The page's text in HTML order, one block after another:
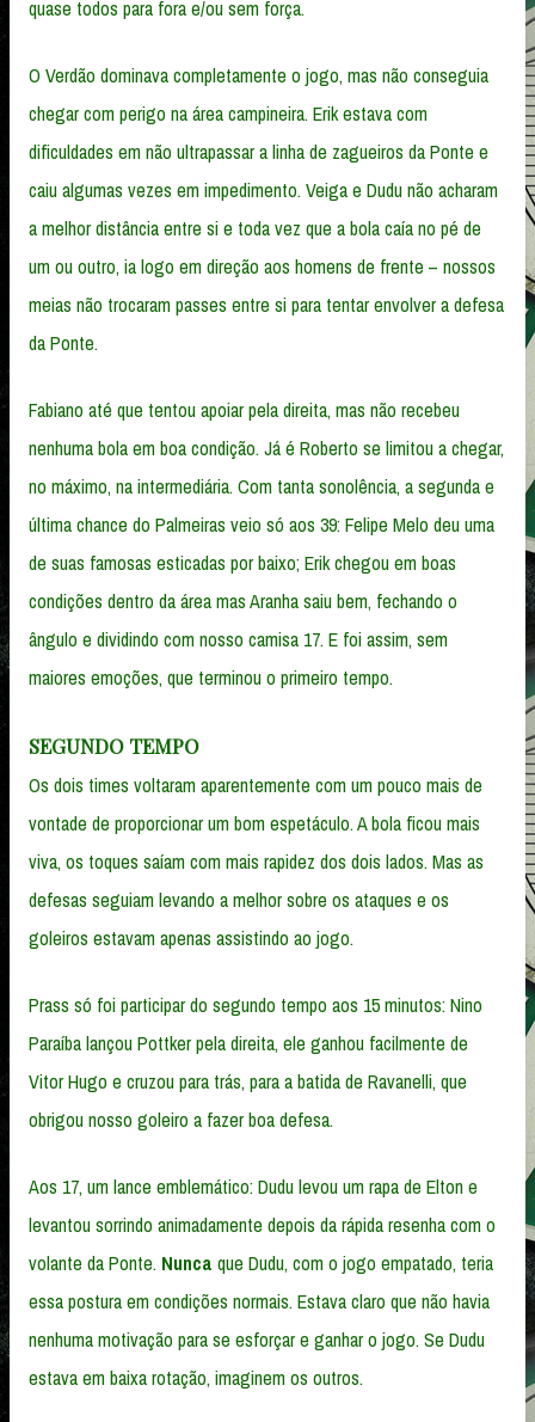
quase todos para fora e/ou sem força.
O Verdão dominava completamente o jogo, mas não conseguia
chegar com perigo na área campineira. Erik estava com
dificuldades em não ultrapassar a linha de zagueiros da Ponte e
caiu algumas vezes em impedimento. Veiga e Dudu não acharam
a melhor distância entre si e toda vez que a bola caía no pé de
um ou outro, ia logo em direção aos homens de frente – nossos
meias não trocaram passes entre si para tentar envolver a defesa
da Ponte.
Fabiano até que tentou apoiar pela direita, mas não recebeu
nenhuma bola em boa condição. Já é Roberto se limitou a chegar,
no máximo, na intermediária. Com tanta sonolência, a segunda e
última chance do Palmeiras veio só aos 39: Felipe Melo deu uma
de suas famosas esticadas por baixo; Erik chegou em boas
condições dentro da área mas Aranha saiu bem, fechando o
ângulo e dividindo com nosso camisa 17. E foi assim, sem
maiores emoções, que terminou o primeiro tempo.
SEGUNDO TEMPO
Os dois times voltaram aparentemente com um pouco mais de
vontade de proporcionar um bom espetáculo. A bola ficou mais
viva, os toques saíam com mais rapidez dos dois lados. Mas as
defesas seguiam levando a melhor sobre os ataques e os
goleiros estavam apenas assistindo ao jogo.
Prass só foi participar do segundo tempo aos 15 minutos: Nino
Paraíba lançou Pottker pela direita, ele ganhou facilmente de
Vitor Hugo e cruzou para trás, para a batida de Ravanelli, que
obrigou nosso goleiro a fazer boa defesa.
Aos 17, um lance emblemático: Dudu levou um rapa de Elton e
levantou sorrindo animadamente depois da rápida resenha com o
volante da Ponte. Nunca que Dudu, com o jogo empatado, teria
essa postura em condições normais. Estava claro que não havia
nenhuma motivação para se esforçar e ganhar o jogo. Se Dudu
estava em baixa rotação, imaginem os outros.